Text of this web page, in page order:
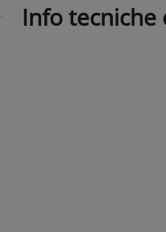
Info tecniche